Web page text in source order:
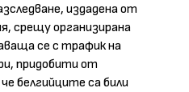
издадена от
срещу организирана
се с трафик на
придобити от
белгийците са били